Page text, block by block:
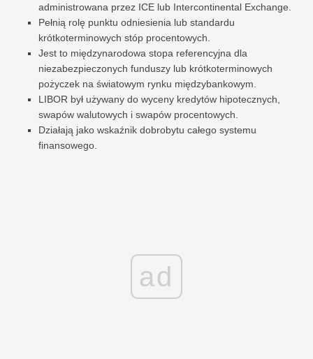
administrowana przez ICE lub Intercontinental Exchange.
Pełnią rolę punktu odniesienia lub standardu
krótkoterminowych stóp procentowych.
Jest to międzynarodowa stopa referencyjna dla
niezabezpieczonych funduszy lub krótkoterminowych
pożyczek na światowym rynku międzybankowym.
LIBOR był używany do wyceny kredytów hipotecznych,
swapów walutowych i swapów procentowych.
Działają jako wskaźnik dobrobytu całego systemu
finansowego.
ad